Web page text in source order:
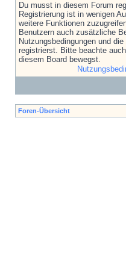
Du musst in diesem Forum
Registrierung ist in wenigen
weitere Funktionen
Benutzern auch zusätzliche
Nutzungsbedingungen und
registrierst. Bitte beachte
diesem Board bewegst.
Foren-Übersicht